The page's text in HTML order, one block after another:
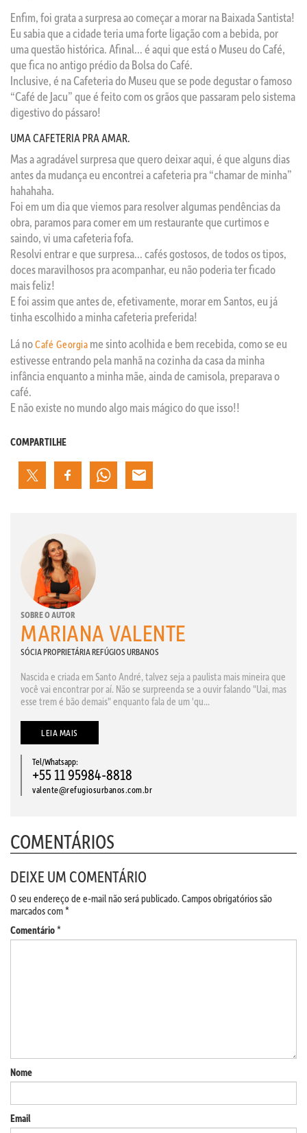
Enfim, foi grata a surpresa ao começar a morar na Baixada Santista!
Eu sabia que a cidade teria uma forte ligação com a bebida, por
uma questão histórica. Afinal… é aqui que está o Museu do Café,
que fica no antigo prédio da Bolsa do Café.
Inclusive, é na Cafeteria do Museu que se pode degustar o famoso
“Café de Jacu” que é feito com os grãos que passaram pelo sistema
digestivo do pássaro!
UMA CAFETERIA PRA AMAR.
Mas a agradável surpresa que quero deixar aqui, é que alguns dias
antes da mudança eu encontrei a cafeteria pra “chamar de minha”
hahahaha.
Foi em um dia que viemos para resolver algumas pendências da
obra, paramos para comer em um restaurante que curtimos e
saindo, vi uma cafeteria fofa.
Resolvi entrar e que surpresa… cafés gostosos, de todos os tipos,
doces maravilhosos pra acompanhar, eu não poderia ter ficado
mais feliz!
E foi assim que antes de, efetivamente, morar em Santos, eu já
tinha escolhido a minha cafeteria preferida!
Lá noCafé Georgia me sinto acolhida e bem recebida, como se eu
estivesse entrando pela manhã na cozinha da casa da minha
infância enquanto a minha mãe, ainda de camisola, preparava o
café.
E não existe no mundo algo mais mágico do que isso!!
COMPARTILHE
SOBRE O AUTOR
MARIANA VALENTE
SÓCIA PROPRIETÁRIA REFÚGIOS URBANOS
Nascida e criada em Santo André, talvez seja a paulista mais mineira que
você vai encontrar por aí. Não se surpreenda se a ouvir falando "Uai, mas
esse trem é bão demais" enquanto fala de um 'qu...
LEIA MAIS
Tel/Whatsapp:
+55 11 95984-8818
valente@refugiosurbanos.com.br
COMENTÁRIOS
DEIXE UM COMENTÁRIO
O seu endereço de e-mail não será publicado.Campos obrigatórios são
marcados com*
Comentário*
Nome
Email